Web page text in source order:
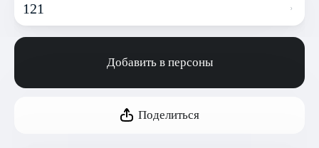
121
Добавить в персоны
Поделиться